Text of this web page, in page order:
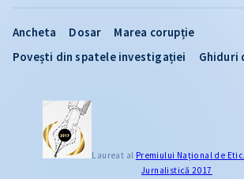
Ancheta Dosar
Marea corupție
Povești din spatele investigației
Ghiduri
Laureat al Premiului Naţional de
Jurnalistică 2017